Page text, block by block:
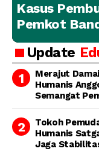
Kasus
Pemkot
Penanganan
Bertanggung
Update
Merajut
Humanis
Semangat
Tokoh
Humanis
Jaga